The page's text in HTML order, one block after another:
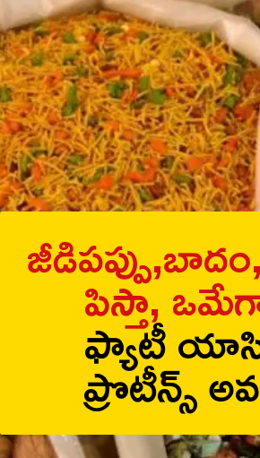
పిస్తా,
ఫ్యాటీ
ప్రొటీన్స్